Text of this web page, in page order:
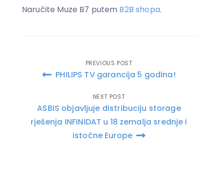
Naručite Muze B7 putem B2B shopa.
Post
PREVIOUS POST
PHILIPS TV garancija 5 godina!
NEXT POST
ASBIS objavljuje distribuciju storage
rješenja INFINIDAT u 18 zemalja srednje i
istočne Europe